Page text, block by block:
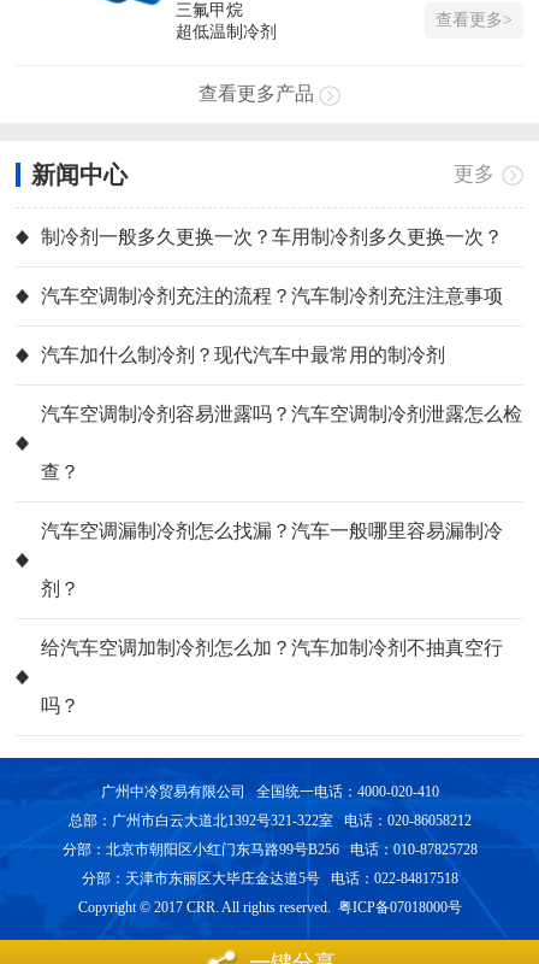
查看更多>
三氟甲烷
超低温制冷剂
查看更多产品
新闻中心 更多
制冷剂一般多久更换一次？车用制冷剂多久更换一次？
汽车空调制冷剂充注的流程？汽车制冷剂充注注意事项
汽车加什么制冷剂？现代汽车中最常用的制冷剂
汽车空调制冷剂容易泄露吗？汽车空调制冷剂泄露怎么检
查？
汽车空调漏制冷剂怎么找漏？汽车一般哪里容易漏制冷
剂？
给汽车空调加制冷剂怎么加？汽车加制冷剂不抽真空行
吗？
广州中冷贸易有限公司 全国统一电话：4000-020-410
总部：广州市白云大道北1392号321-322室 电话：020-86058212
分部：北京市朝阳区小红门东马路99号B256 电话：010-87825728
分部：天津市东丽区大毕庄金达道5号 电话：022-84817518
Copyright © 2017 CRR. All rights reserved. 粤ICP备07018000号